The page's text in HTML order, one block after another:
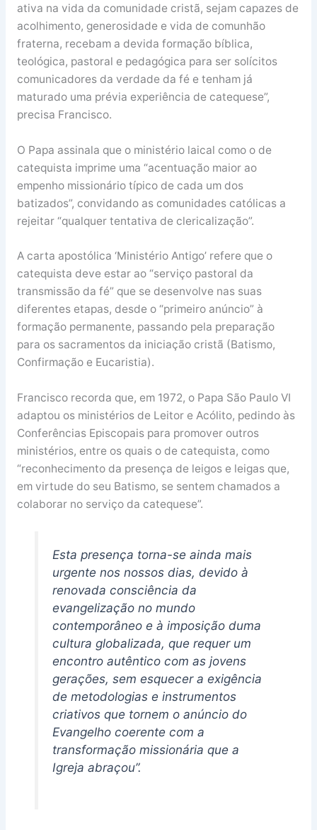
ativa na vida da comunidade cristã, sejam capazes de
acolhimento, generosidade e vida de comunhão
fraterna, recebam a devida formação bíblica,
teológica, pastoral e pedagógica para ser solícitos
comunicadores da verdade da fé e tenham já
maturado uma prévia experiência de catequese”,
precisa Francisco.
O Papa assinala que o ministério laical como o de
catequista imprime uma “acentuação maior ao
empenho missionário típico de cada um dos
batizados”, convidando as comunidades católicas a
rejeitar “qualquer tentativa de clericalização”.
A carta apostólica ‘Ministério Antigo’ refere que o
catequista deve estar ao “serviço pastoral da
transmissão da fé” que se desenvolve nas suas
diferentes etapas, desde o “primeiro anúncio” à
formação permanente, passando pela preparação
para os sacramentos da iniciação cristã (Batismo,
Confirmação e Eucaristia).
Francisco recorda que, em 1972, o Papa São Paulo VI
adaptou os ministérios de Leitor e Acólito, pedindo às
Conferências Episcopais para promover outros
ministérios, entre os quais o de catequista, como
“reconhecimento da presença de leigos e leigas que,
em virtude do seu Batismo, se sentem chamados a
colaborar no serviço da catequese”.
Esta presença torna-se ainda mais
urgente nos nossos dias, devido à
renovada consciência da
evangelização no mundo
contemporâneo e à imposição duma
cultura globalizada, que requer um
encontro autêntico com as jovens
gerações, sem esquecer a exigência
de metodologias e instrumentos
criativos que tornem o anúncio do
Evangelho coerente com a
transformação missionária que a
Igreja abraçou”.